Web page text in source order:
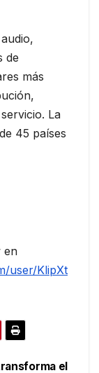
de
más
La
45 países
en
user/KlipXt
el